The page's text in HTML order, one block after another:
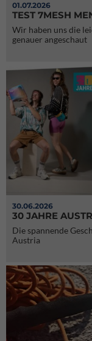
01.07.2026
TEST 7MESH
Wir haben uns die
genauer angeschaut
30.06.2026
30 JAHRE
Die spannende
Austria